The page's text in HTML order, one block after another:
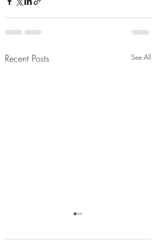
Recent Posts See All